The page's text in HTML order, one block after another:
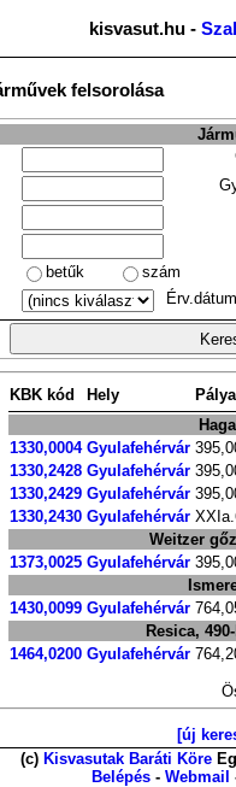
kisvasut.hu -
felsorolása
betűk
szám
KBK kód Hely
1330,0004 Gyulafehérvár
1330,2428 Gyulafehérvár
1330,2429 Gyulafehérvár
1330,2430 Gyulafehérvár
Weitzer
1373,0025 Gyulafehérvár
1430,0099 Gyulafehérvár
Resica,
1464,0200 Gyulafehérvár
[új
(c) Kisvasutak Baráti Köre
Belépés - Webmail